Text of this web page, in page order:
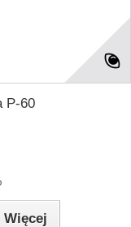
P-60
Więcej